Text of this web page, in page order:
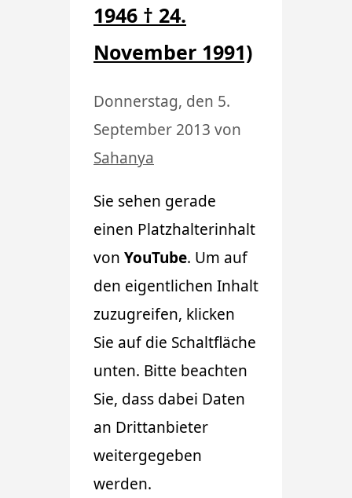
1946 † 24.
November 1991)
Donnerstag, den 5.
September 2013 von
Sahanya
Sie sehen gerade
einen Platzhalterinhalt
von YouTube. Um auf
den eigentlichen Inhalt
zuzugreifen, klicken
Sie auf die Schaltfläche
unten. Bitte beachten
Sie, dass dabei Daten
an Drittanbieter
weitergegeben
werden.